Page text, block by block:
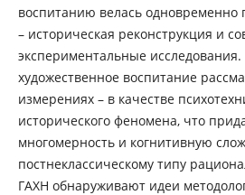
воспитанию велась одновременно
– историческая реконструкция и
экспериментальные исследования.
художественное воспитание
измерениях – в качестве
исторического феномена, что
многомерность и когнитивную
постнеклассическому типу
ГАХН обнаруживают идеи